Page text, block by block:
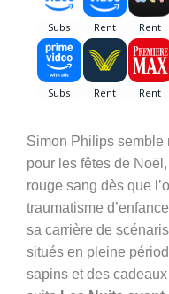
Simon Philips semble
pour les fêtes de
rouge sang dès que
traumatisme
sa carrière de
situés en pleine
sapins et des cadeaux